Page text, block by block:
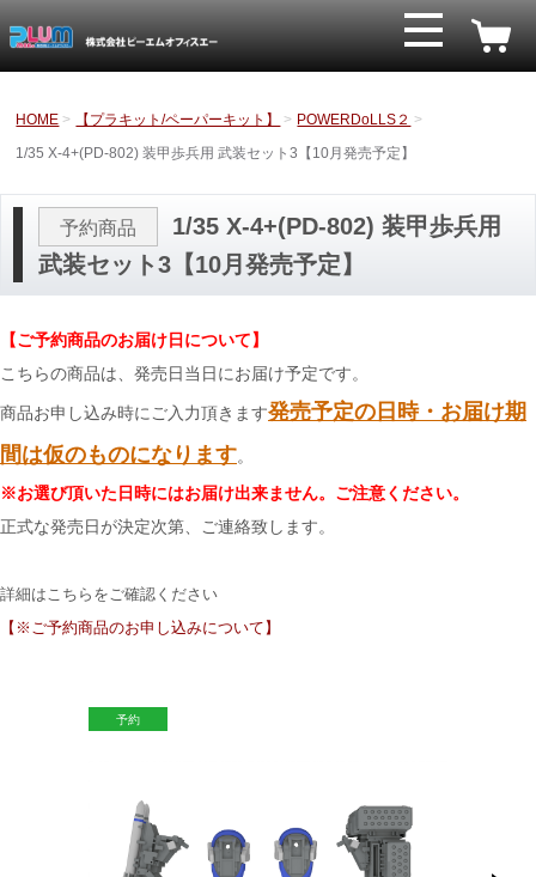
HOME 【プラキット/ペーパーキット】
POWERDoLLS２
1/35 X-4+(PD-802) 装甲歩兵用 武装セット3【10月発売予定】
予約商品
1/35 X-4+(PD-802) 装甲歩兵用
武装セット3【10月発売予定】
【ご予約商品のお届け日について】
こちらの商品は、発売日当日にお届け予定です。
商品お申し込み時にご入力頂きます発売予定の日時・お届け期
間は仮のものになります。
※お選び頂いた日時にはお届け出来ません。ご注意ください。
正式な発売日が決定次第、ご連絡致します。
詳細はこちらをご確認ください
【※ご予約商品のお申し込みについて】